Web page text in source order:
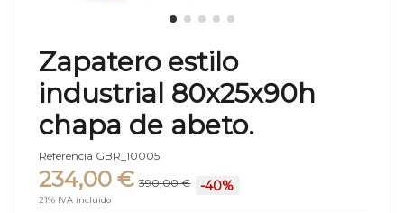
Zapatero estilo
industrial 80x25x90h
chapa de abeto.
Referencia GBR_10005
234,00 € 390,00 € -40%
21% IVA incluido